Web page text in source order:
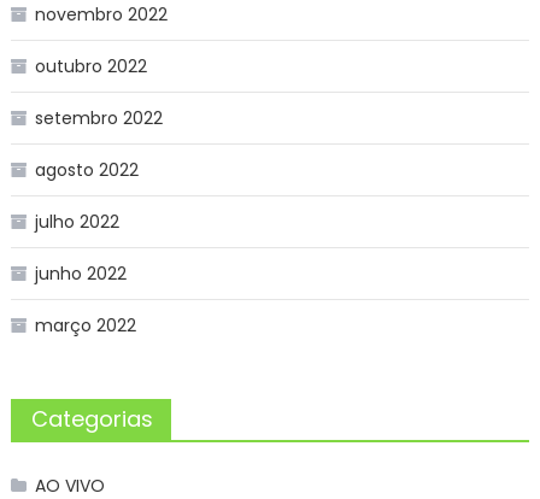
novembro 2022
outubro 2022
setembro 2022
agosto 2022
julho 2022
junho 2022
março 2022
Categorias
AO VIVO